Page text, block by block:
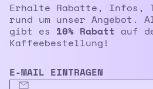
Erhalte Rabatte, Infos,
rund um unser Angebot.
gibt es 10% Rabatt auf
Kaffeebestellung!
E-MAIL EINTRAGEN